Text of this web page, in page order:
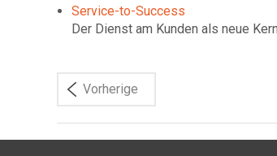
Service-to-Success
Der Dienst am Kunden als neue
Vorherige